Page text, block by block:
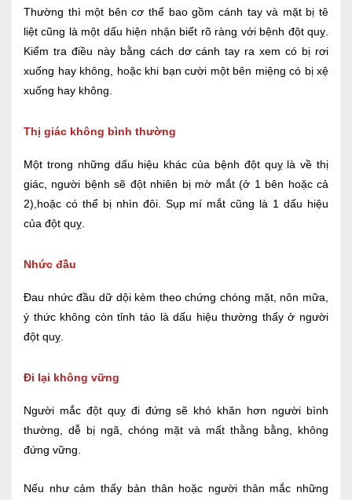
Thường thì một bên cơ thể bao gồm cánh tay và mặt bị tê
liệt cũng là một dấu hiện nhận biết rõ ràng với bệnh đột quỵ.
Kiểm tra điều này bằng cách dơ cánh tay ra xem có bị rơi
xuống hay không, hoặc khi bạn cười một bên miệng có bị xệ
xuống hay không.
Thị giác không bình thường
Một trong những dấu hiệu khác của bệnh đột quỵ là về thị
giác, người bệnh sẽ đột nhiên bị mờ mắt (ở 1 bên hoặc cả
2),hoặc có thể bị nhìn đôi. Sụp mí mắt cũng là 1 dấu hiệu
của đột quỵ.
Nhức đầu
Đau nhức đầu dữ dội kèm theo chứng chóng mặt, nôn mữa,
ý thức không còn tỉnh táo là dấu hiệu thường thấy ở người
đột quỵ.
Đi lại không vững
Người mắc đột quỵ đi đứng sẽ khó khăn hơn người bình
thường, dễ bị ngã, chóng mặt và mất thằng bằng, không
đứng vững.
Nếu như cảm thấy bản thân hoặc người thân mắc những